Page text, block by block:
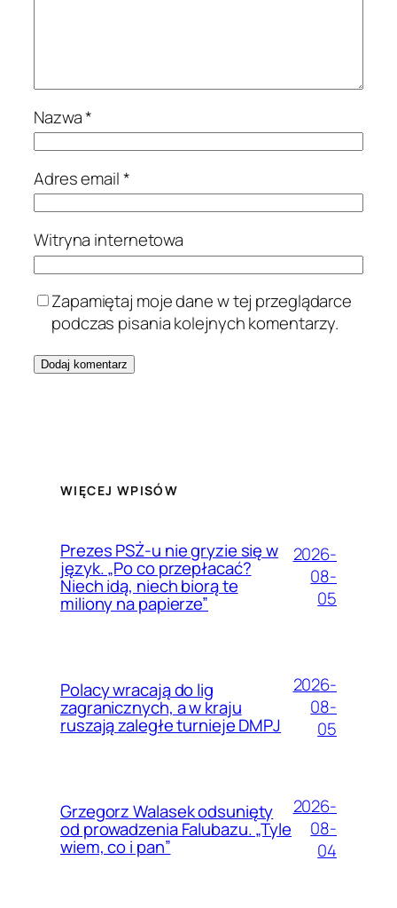
Nazwa*
Adres email*
Witryna internetowa
Zapamiętaj moje dane w tej przeglądarce
podczas pisania kolejnych komentarzy.
WIĘCEJ WPISÓW
Prezes PSŻ-u nie gryzie się w
język. „Po co przepłacać?
Niech idą, niech biorą te
miliony na papierze”
2026-
08-
05
Polacy wracają do lig
zagranicznych, a w kraju
ruszają zaległe turnieje DMPJ
2026-
08-
05
Grzegorz Walasek odsunięty
od prowadzenia Falubazu. „Tyle
wiem, co i pan”
2026-
08-
04